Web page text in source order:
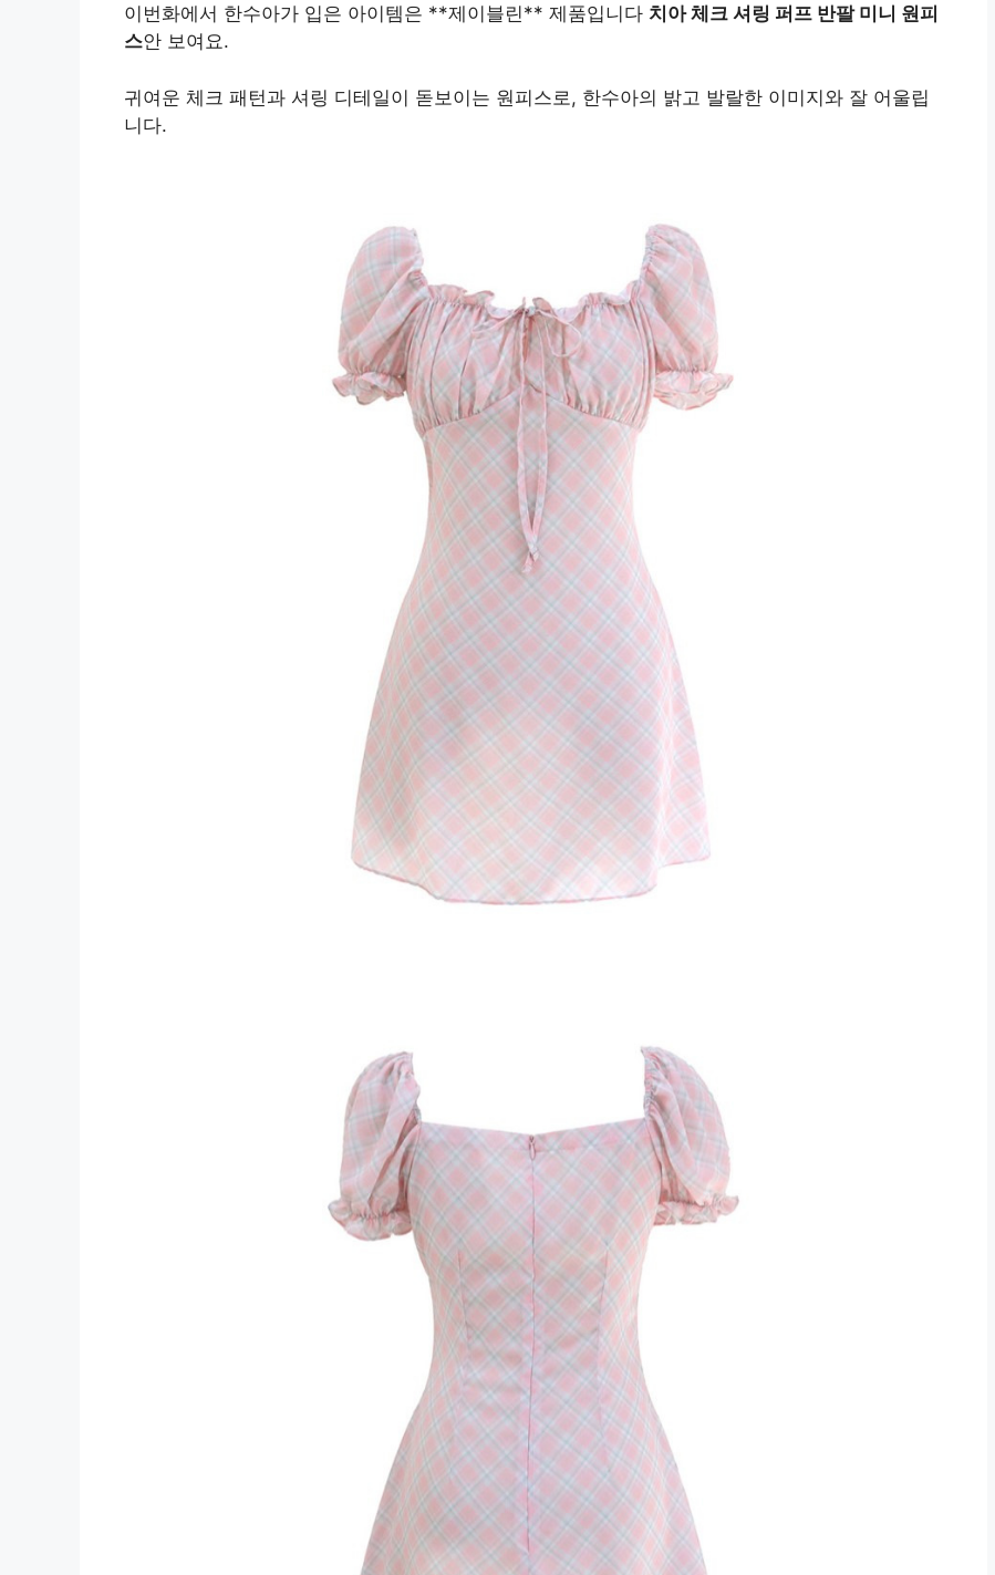
이번화에서 한수아가 입은 아이템은 **제이블린** 제품입니다 치아 체크 셔링 퍼프 반팔 미니 원피
스안 보여요.
귀여운 체크 패턴과 셔링 디테일이 돋보이는 원피스로, 한수아의 밝고 발랄한 이미지와 잘 어울립
니다.